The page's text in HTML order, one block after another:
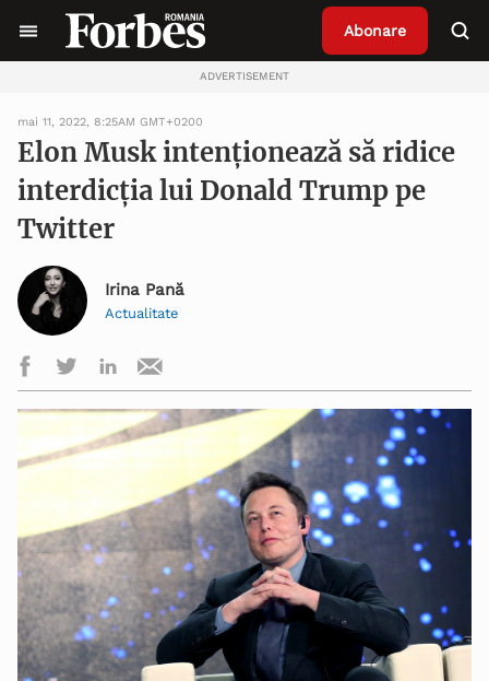
Abonare
ADVERTISEMENT
mai 11, 2022, 8:25AM GMT+0200
Elon Musk intenționează să ridice
interdicția lui Donald Trump pe
Twitter
Irina Pană
Actualitate